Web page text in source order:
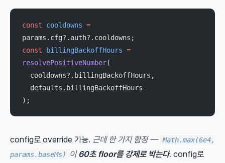
const cooldowns =
params.cfg?.auth?.cooldowns;
const billingBackoffHours =
resolvePositiveNumber(
  cooldowns?.billingBackoffHours,
  defaults.billingBackoffHours
);
config로 override 가능. 근데 한 가지 함정 — Math.max(6e4,
params.baseMs)
이60초 floor를 강제로 박는다. config로